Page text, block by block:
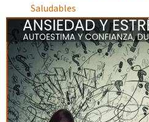
Saludables